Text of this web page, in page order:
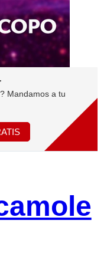
Mandamos a tu